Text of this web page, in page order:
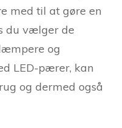
med til at gøre en
du vælger de
og
LED-pærer, kan
og dermed også